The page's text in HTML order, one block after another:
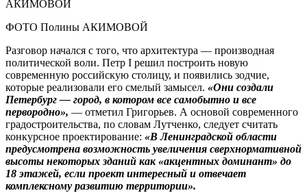
ФОТО Полины АКИМОВОЙ
Разговор начался с того, что архитектура — производная
политической воли. Петр I решил построить новую
современную российскую столицу, и появились зодчие,
которые реализовали его смелый замысел. «Они создали
Петербург — город, в котором все самобытно и все
первородно», — отметил Григорьев. А основой современного
градостроительства, по словам Лутченко, следует считать
конкурсное проектирование: «В Ленинградской области
предусмотрена возможность увеличения сверхнормативной
высоты некоторых зданий как «акцентных доминант» до
18 этажей, если проект интересный и отвечает
комплексному развитию территории».